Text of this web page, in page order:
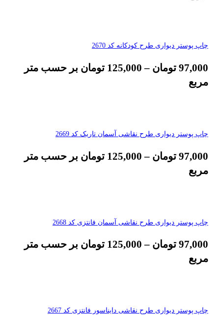
چاپ پوستر دیواری طرح کودکانه کد 2670
97,000 تومان –
125,000 تومان بر حسب متر
مربع
چاپ پوستر دیواری طرح نقاشی آسمان تاریک کد 2669
97,000 تومان –
125,000 تومان بر حسب متر
مربع
چاپ پوستر دیواری طرح نقاشی آسمان فانتزی کد 2668
97,000 تومان –
125,000 تومان بر حسب متر
مربع
چاپ پوستر دیواری طرح نقاشی دایناسور فانتزی کد 2667